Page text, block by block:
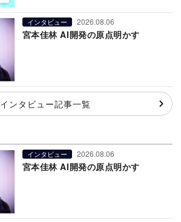
インタビュー 2026.08.06
宮本佳林 AI開発の原点明かす
インタビュー記事一覧
インタビュー 2026.08.06
宮本佳林 AI開発の原点明かす